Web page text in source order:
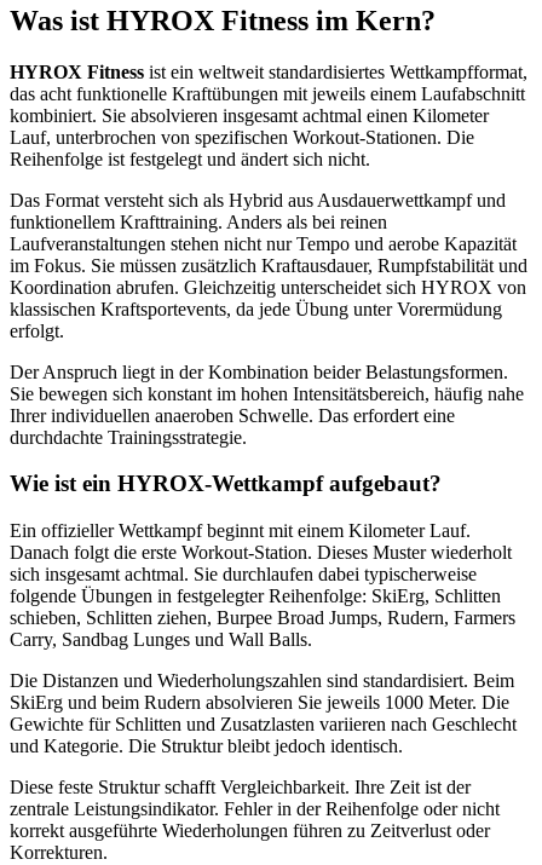
Was ist HYROX Fitness im Kern?
HYROX Fitness ist ein weltweit standardisiertes Wettkampfformat,
das acht funktionelle Kraftübungen mit jeweils einem Laufabschnitt
kombiniert. Sie absolvieren insgesamt achtmal einen Kilometer
Lauf, unterbrochen von spezifischen Workout-Stationen. Die
Reihenfolge ist festgelegt und ändert sich nicht.
Das Format versteht sich als Hybrid aus Ausdauerwettkampf und
funktionellem Krafttraining. Anders als bei reinen
Laufveranstaltungen stehen nicht nur Tempo und aerobe Kapazität
im Fokus. Sie müssen zusätzlich Kraftausdauer, Rumpfstabilität und
Koordination abrufen. Gleichzeitig unterscheidet sich HYROX von
klassischen Kraftsportevents, da jede Übung unter Vorermüdung
erfolgt.
Der Anspruch liegt in der Kombination beider Belastungsformen.
Sie bewegen sich konstant im hohen Intensitätsbereich, häufig nahe
Ihrer individuellen anaeroben Schwelle. Das erfordert eine
durchdachte Trainingsstrategie.
Wie ist ein HYROX-Wettkampf aufgebaut?
Ein offizieller Wettkampf beginnt mit einem Kilometer Lauf.
Danach folgt die erste Workout-Station. Dieses Muster wiederholt
sich insgesamt achtmal. Sie durchlaufen dabei typischerweise
folgende Übungen in festgelegter Reihenfolge: SkiErg, Schlitten
schieben, Schlitten ziehen, Burpee Broad Jumps, Rudern, Farmers
Carry, Sandbag Lunges und Wall Balls.
Die Distanzen und Wiederholungszahlen sind standardisiert. Beim
SkiErg und beim Rudern absolvieren Sie jeweils 1000 Meter. Die
Gewichte für Schlitten und Zusatzlasten variieren nach Geschlecht
und Kategorie. Die Struktur bleibt jedoch identisch.
Diese feste Struktur schafft Vergleichbarkeit. Ihre Zeit ist der
zentrale Leistungsindikator. Fehler in der Reihenfolge oder nicht
korrekt ausgeführte Wiederholungen führen zu Zeitverlust oder
Korrekturen.